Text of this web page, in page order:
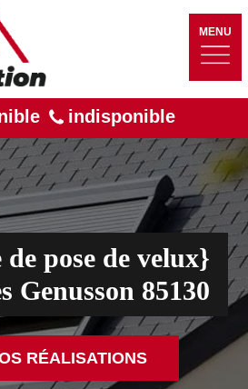
MENU
indisponible
pose de velux}
Genusson 85130
RÉALISATIONS